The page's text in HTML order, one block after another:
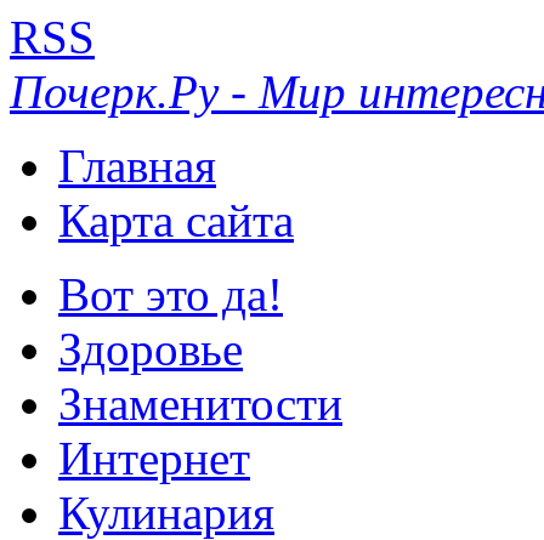
RSS
Почерк.Ру - Мир
Главная
Карта сайта
Вот это да!
Здоровье
Знаменитости
Интернет
Кулинария